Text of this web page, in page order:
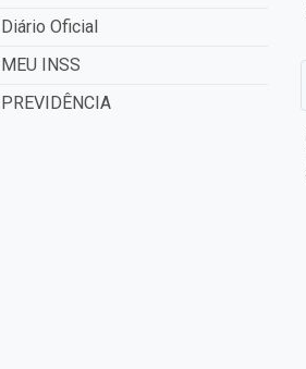
Diário Oficial
MEU INSS
PREVIDÊNCIA